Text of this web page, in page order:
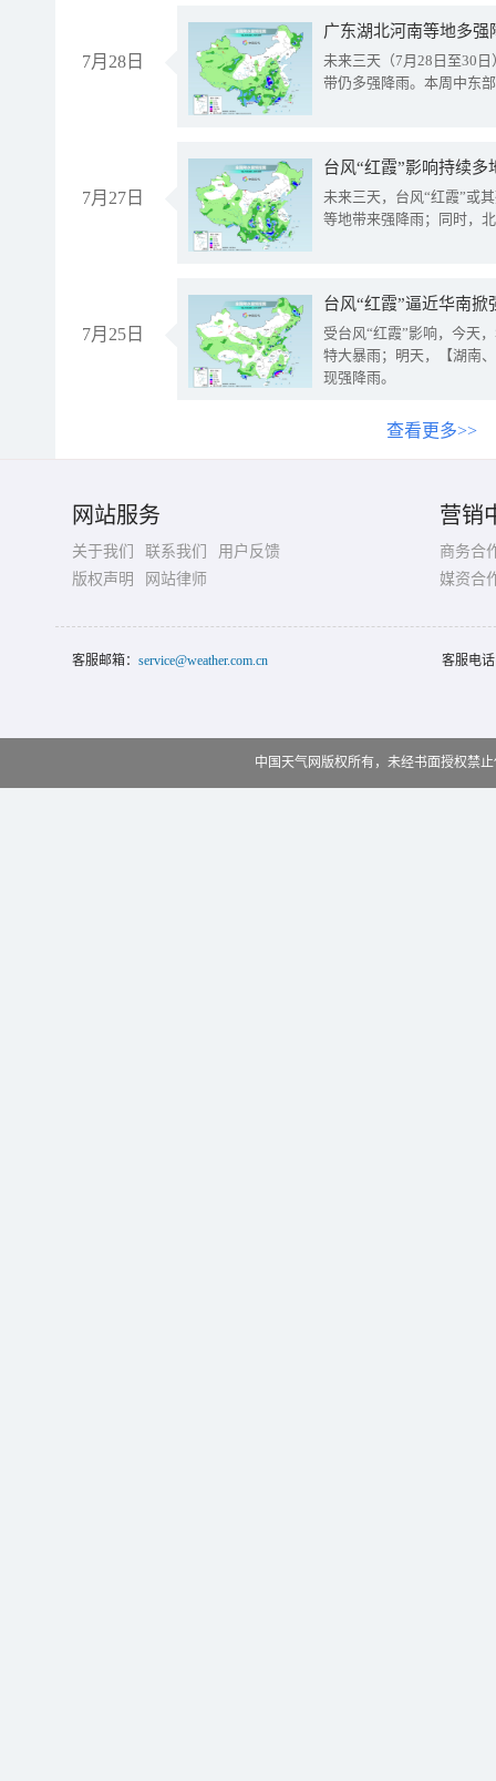
7月28日
广东湖北河南等地多
未来三天（7月28日至30
带仍多强降雨。本周中东
7月27日
台风“红霞”影响持续
未来三天，台风“红霞”或
等地带来强降雨；同时，
7月25日
台风“红霞”逼近华南
受台风“红霞”影响，今天
特大暴雨；明天，【湖南
现强降雨。
查看更多>>
网站服务
关于我们 联系我们
用户反馈
版权声明
网站律师
营销
商务合
媒资合
客服邮箱： service@weather.com.cn 客服电
中国天气网版权所有，未经书面授权